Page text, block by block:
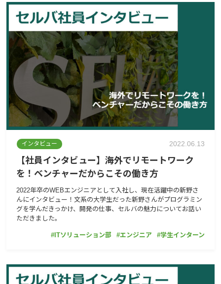
インタビュー 2022.06.13
【社員インタビュー】海外でリモートワーク
を！ベンチャーだからこその働き方
2022年卒のWEBエンジニアとして入社し、現在活躍中の新野さ
んにインタビュー！文系の大学生だった新野さんがプログラミン
グを学んだきっかけ、開発の仕事、セルバの魅力についてお話い
ただきました。
ITソリューション部 エンジニア 学生インターン